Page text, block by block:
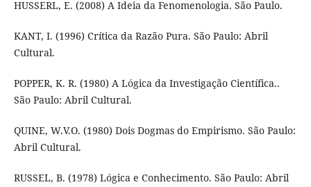
HUSSERL, E. (2008) A Ideia da Fenomenologia. São Paulo.
KANT, I. (1996) Crítica da Razão Pura. São Paulo: Abril
Cultural.
POPPER, K. R. (1980) A Lógica da Investigação Científica..
São Paulo: Abril Cultural.
QUINE, W.V.O. (1980) Dois Dogmas do Empirismo. São Paulo:
Abril Cultural.
RUSSEL, B. (1978) Lógica e Conhecimento. São Paulo: Abril